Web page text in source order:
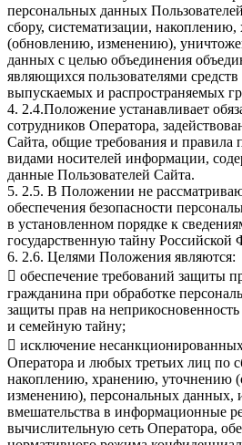
персональных данных
сбору, систематизации,
(обновлению, изменению),
данных с целью объединения
являющихся пользователями
выпускаемых и распространяемых
4. 2.4.Положение устанавливает
сотрудников Оператора,
Сайта, общие требования и правила
видами носителей информации,
данные Пользователей Сайта.
5. 2.5. В Положении не
обеспечения безопасности
в установленном порядке к
государственную тайну Российской
6. 2.6. Целями Положения являются:
 обеспечение требований защиты
гражданина при обработке
защиты прав на
и семейную тайну;
 исключение
Оператора и любых третьих лиц по
накоплению, хранению, уточнению
изменению), персональных данных,
вмешательства в информационные
вычислительную сеть Оператора,